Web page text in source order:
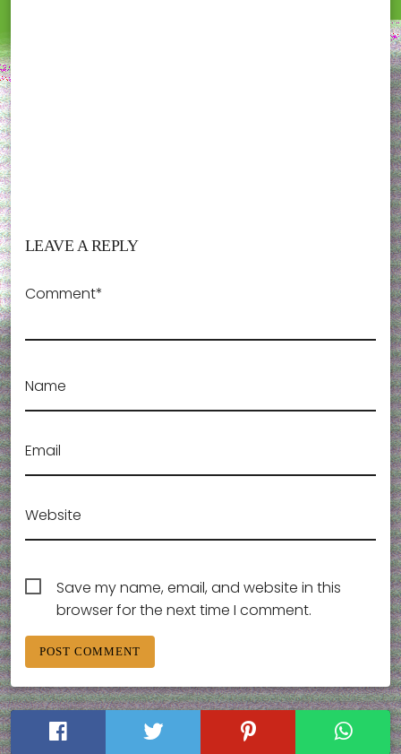
LEAVE A REPLY
Comment*
Name
Email
Website
Save my name, email, and website in this
browser for the next time I comment.